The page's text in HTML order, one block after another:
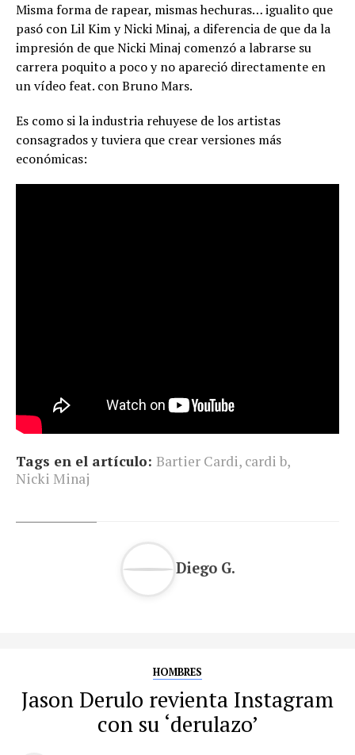
Misma forma de rapear, mismas hechuras… igualito que
pasó con Lil Kim y Nicki Minaj, a diferencia de que da la
impresión de que Nicki Minaj comenzó a labrarse su
carrera poquito a poco y no apareció directamente en
un vídeo feat. con Bruno Mars.
Es como si la industria rehuyese de los artistas
consagrados y tuviera que crear versiones más
económicas:
Tags en el artículo: Bartier Cardi, cardi b,
Nicki Minaj
Diego G.
HOMBRES
Jason Derulo revienta Instagram
con su ‘derulazo’